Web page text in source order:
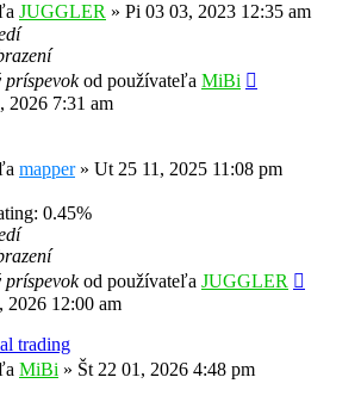
JUGGLER » Pi 03 03, 2023 12:35 am
príspevokod používateľa MiBi
2026 7:31 am
mapper» Ut 25 11, 2025 11:08 pm
0.45%
príspevokod používateľa JUGGLER
2026 12:00 am
trading
MiBi » Št 22 01, 2026 4:48 pm